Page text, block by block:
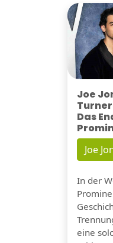
Joe
Das
Joe
In der
eine